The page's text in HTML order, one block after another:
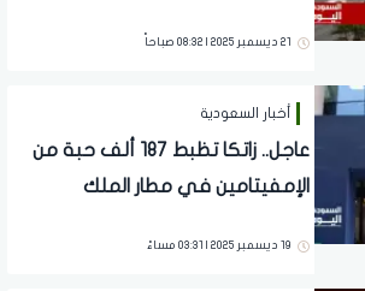
21 ديسمبر 2025 | 08:32 صباحاً
أخبار السعودية
عاجل.. زاتكا تظبط 187 ألف حبة من
الإمفيتامين في مطار الملك
19 ديسمبر 2025 | 03:31 مساءً